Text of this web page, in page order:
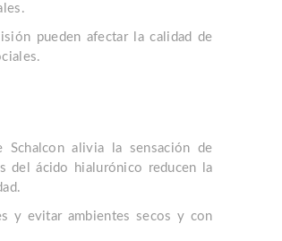
pueden afectar la calidad de
alivia la sensación de
del ácido hialurónico reducen la
y evitar ambientes secos y con